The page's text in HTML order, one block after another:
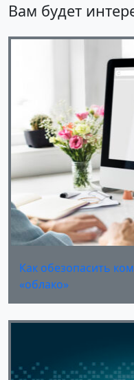
Вам будет
Как обезопасить
«облако»